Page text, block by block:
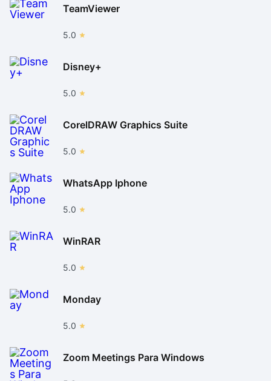
TeamViewer
5.0
Disney+
5.0
CorelDRAW Graphics Suite
5.0
WhatsApp Iphone
5.0
WinRAR
5.0
Monday
5.0
Zoom Meetings Para Windows